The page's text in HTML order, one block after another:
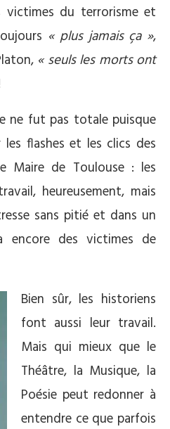
victimes du terrorisme et
« plus jamais ça »,
« seuls les morts ont
ne fut pas totale puisque
flashes et les clics des
Maire de Toulouse : les
heureusement, mais
sans pitié et dans un
encore des victimes de
Bien sûr, les historiens
font aussi leur travail.
Mais qui mieux que le
Théâtre, la Musique, la
Poésie peut redonner à
entendre ce que parfois